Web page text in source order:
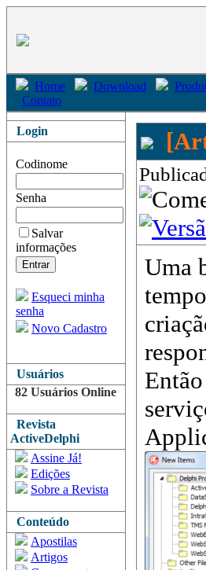
Home Download
Contato
Login
Codinome
Senha
Salvar
informações
Esqueci minha
senha
Novo Cadastro
Usuários
82 Usuários Online
Revista
ActiveDelphi
Assine Já!
Edições
Sobre a Revista
Conteúdo
Apostilas
Artigos
Uma